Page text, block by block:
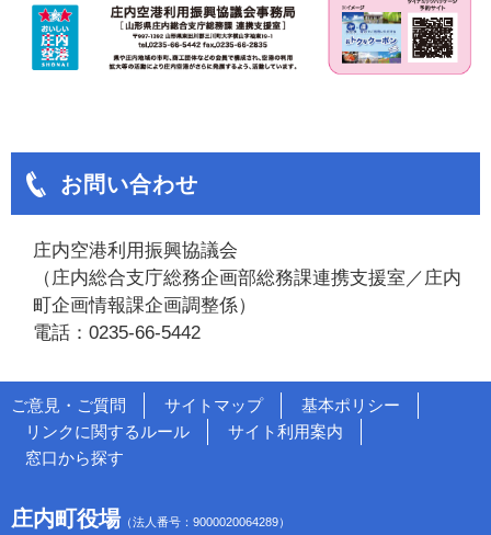
お問い合わせ
庄内空港利用振興協議会
（庄内総合支庁総務企画部総務課連携支援室／庄内
町企画情報課企画調整係）
電話：0235-66-5442
ご意見・ご質問 サイトマップ
基本ポリシー
リンクに関するルール
サイト利用案内
窓口から探す
庄内町役場（法人番号：9000020064289）